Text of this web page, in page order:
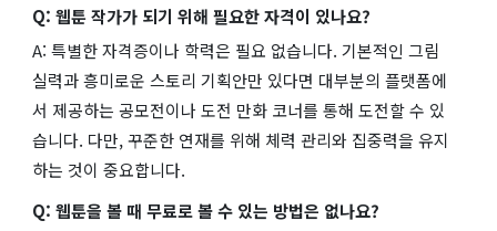
Q: 웹툰 작가가 되기 위해 필요한 자격이 있나요?
A: 특별한 자격증이나 학력은 필요 없습니다. 기본적인 그림
실력과 흥미로운 스토리 기획안만 있다면 대부분의 플랫폼에
서 제공하는 공모전이나 도전 만화 코너를 통해 도전할 수 있
습니다. 다만, 꾸준한 연재를 위해 체력 관리와 집중력을 유지
하는 것이 중요합니다.
Q: 웹툰을 볼 때 무료로 볼 수 있는 방법은 없나요?